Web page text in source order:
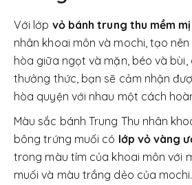
Với lớp vỏ bánh trung thu mềm
nhân khoai môn và mochi, tạo
hòa giữa ngọt và mặn, béo và bùi,
thưởng thức, bạn sẽ cảm nhận
hòa quyện với nhau một cách
Màu sắc bánh Trung Thu nhân
bông trứng muối có lớp vỏ vàng
trong màu tím của khoai môn với
muối và màu trắng dẻo của